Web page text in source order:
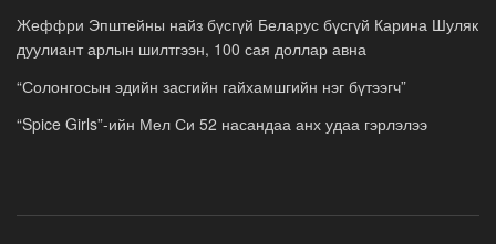
Жеффри Эпштейны найз бүсгүй Беларус бүсгүй Карина Шуляк
дуулиант арлын шилтгээн, 100 сая доллар авна
“Солонгосын эдийн засгийн гайхамшгийн нэг бүтээгч”
“Spice Girls”-ийн Мел Си 52 насандаа анх удаа гэрлэлээ